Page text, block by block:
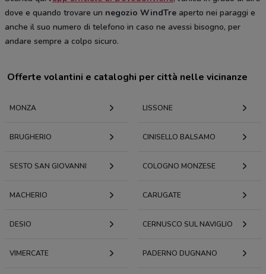
dove e quando trovare un negozio WindTre aperto nei paraggi e
anche il suo numero di telefono in caso ne avessi bisogno, per
andare sempre a colpo sicuro.
Offerte volantini e cataloghi per città nelle vicinanze
MONZA LISSONE
BRUGHERIO CINISELLO BALSAMO
SESTO SAN GIOVANNI COLOGNO MONZESE
MACHERIO CARUGATE
DESIO CERNUSCO SUL NAVIGLIO
VIMERCATE PADERNO DUGNANO